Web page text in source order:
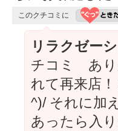
このクチコミに
リラクゼー
チコミ あり
れて再来店
^)/ それに加
あったら入